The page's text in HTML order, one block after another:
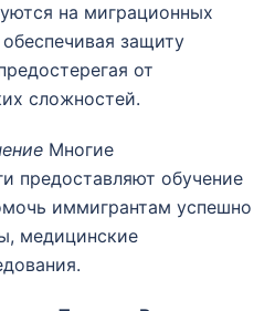
на миграционных
защиту
от
сложностей.
Многие
предоставляют обучение
иммигрантам успешно
медицинские